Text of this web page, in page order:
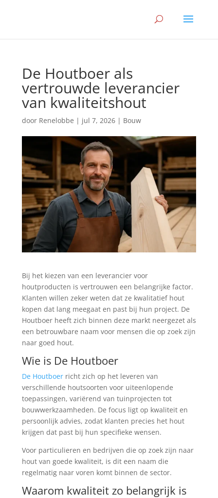
De Houtboer als
vertrouwde leverancier
van kwaliteitshout
door Renelobbe | jul 7, 2026| Bouw
Bij het kiezen van een leverancier voor
houtproducten is vertrouwen een belangrijke factor.
Klanten willen zeker weten dat ze kwalitatief hout
kopen dat lang meegaat en past bij hun project. De
Houtboer heeft zich binnen deze markt neergezet als
een betrouwbare naam voor mensen die op zoek zijn
naar goed hout.
Wie is De Houtboer
De Houtboerricht zich op het leveren van
verschillende houtsoorten voor uiteenlopende
toepassingen, variërend van tuinprojecten tot
bouwwerkzaamheden. De focus ligt op kwaliteit en
persoonlijk advies, zodat klanten precies het hout
krijgen dat past bij hun specifieke wensen.
Voor particulieren en bedrijven die op zoek zijn naar
hout van goede kwaliteit, is dit een naam die
regelmatig naar voren komt binnen de sector.
Waarom kwaliteit zo belangrijk is